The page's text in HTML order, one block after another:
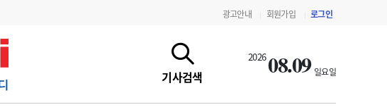
광고안내 회원가입 로그인
기사검색
202608.09 일요일